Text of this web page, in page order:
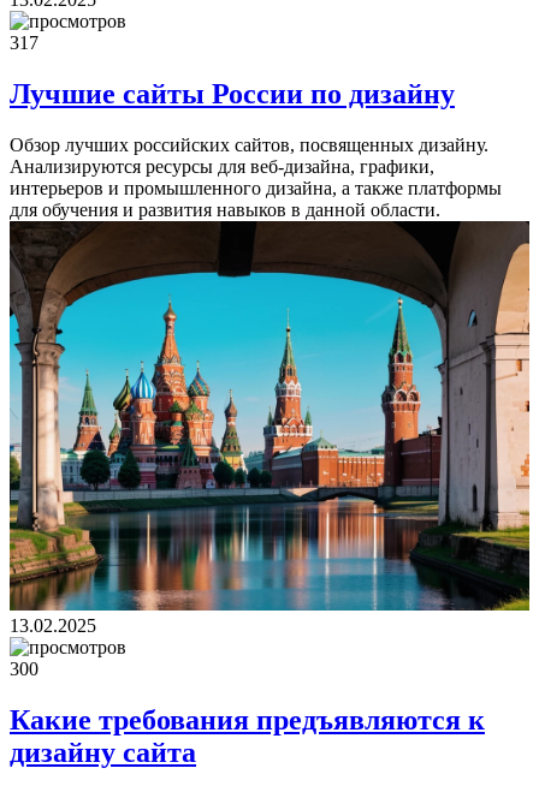
317
Лучшие сайты России по дизайну
Обзор лучших российских сайтов, посвященных дизайну.
Анализируются ресурсы для веб-дизайна, графики,
интерьеров и промышленного дизайна, а также платформы
для обучения и развития навыков в данной области.
13.02.2025
300
Какие требования предъявляются к
дизайну сайта